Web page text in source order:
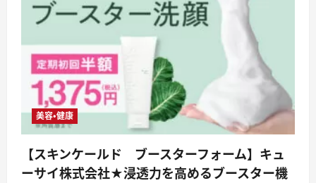
ス
ジ
ェ
の
評
判、
良
い
口
コ
ミ、
い
口
コ
ミ、
メ
美容・健康
【スキンケールド ブースターフォーム】キュ
ーサイ株式会社★浸透力を高めるブースター機